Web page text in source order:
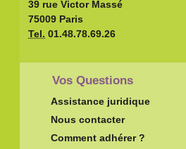
39 rue Victor Massé
75009 Paris
Tel. 01.48.78.69.26
Vos Questions
Assistance juridique
Nous contacter
Comment adhérer ?